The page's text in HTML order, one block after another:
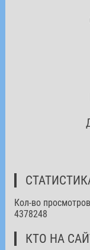
Кол-во
4378248
КТО НА